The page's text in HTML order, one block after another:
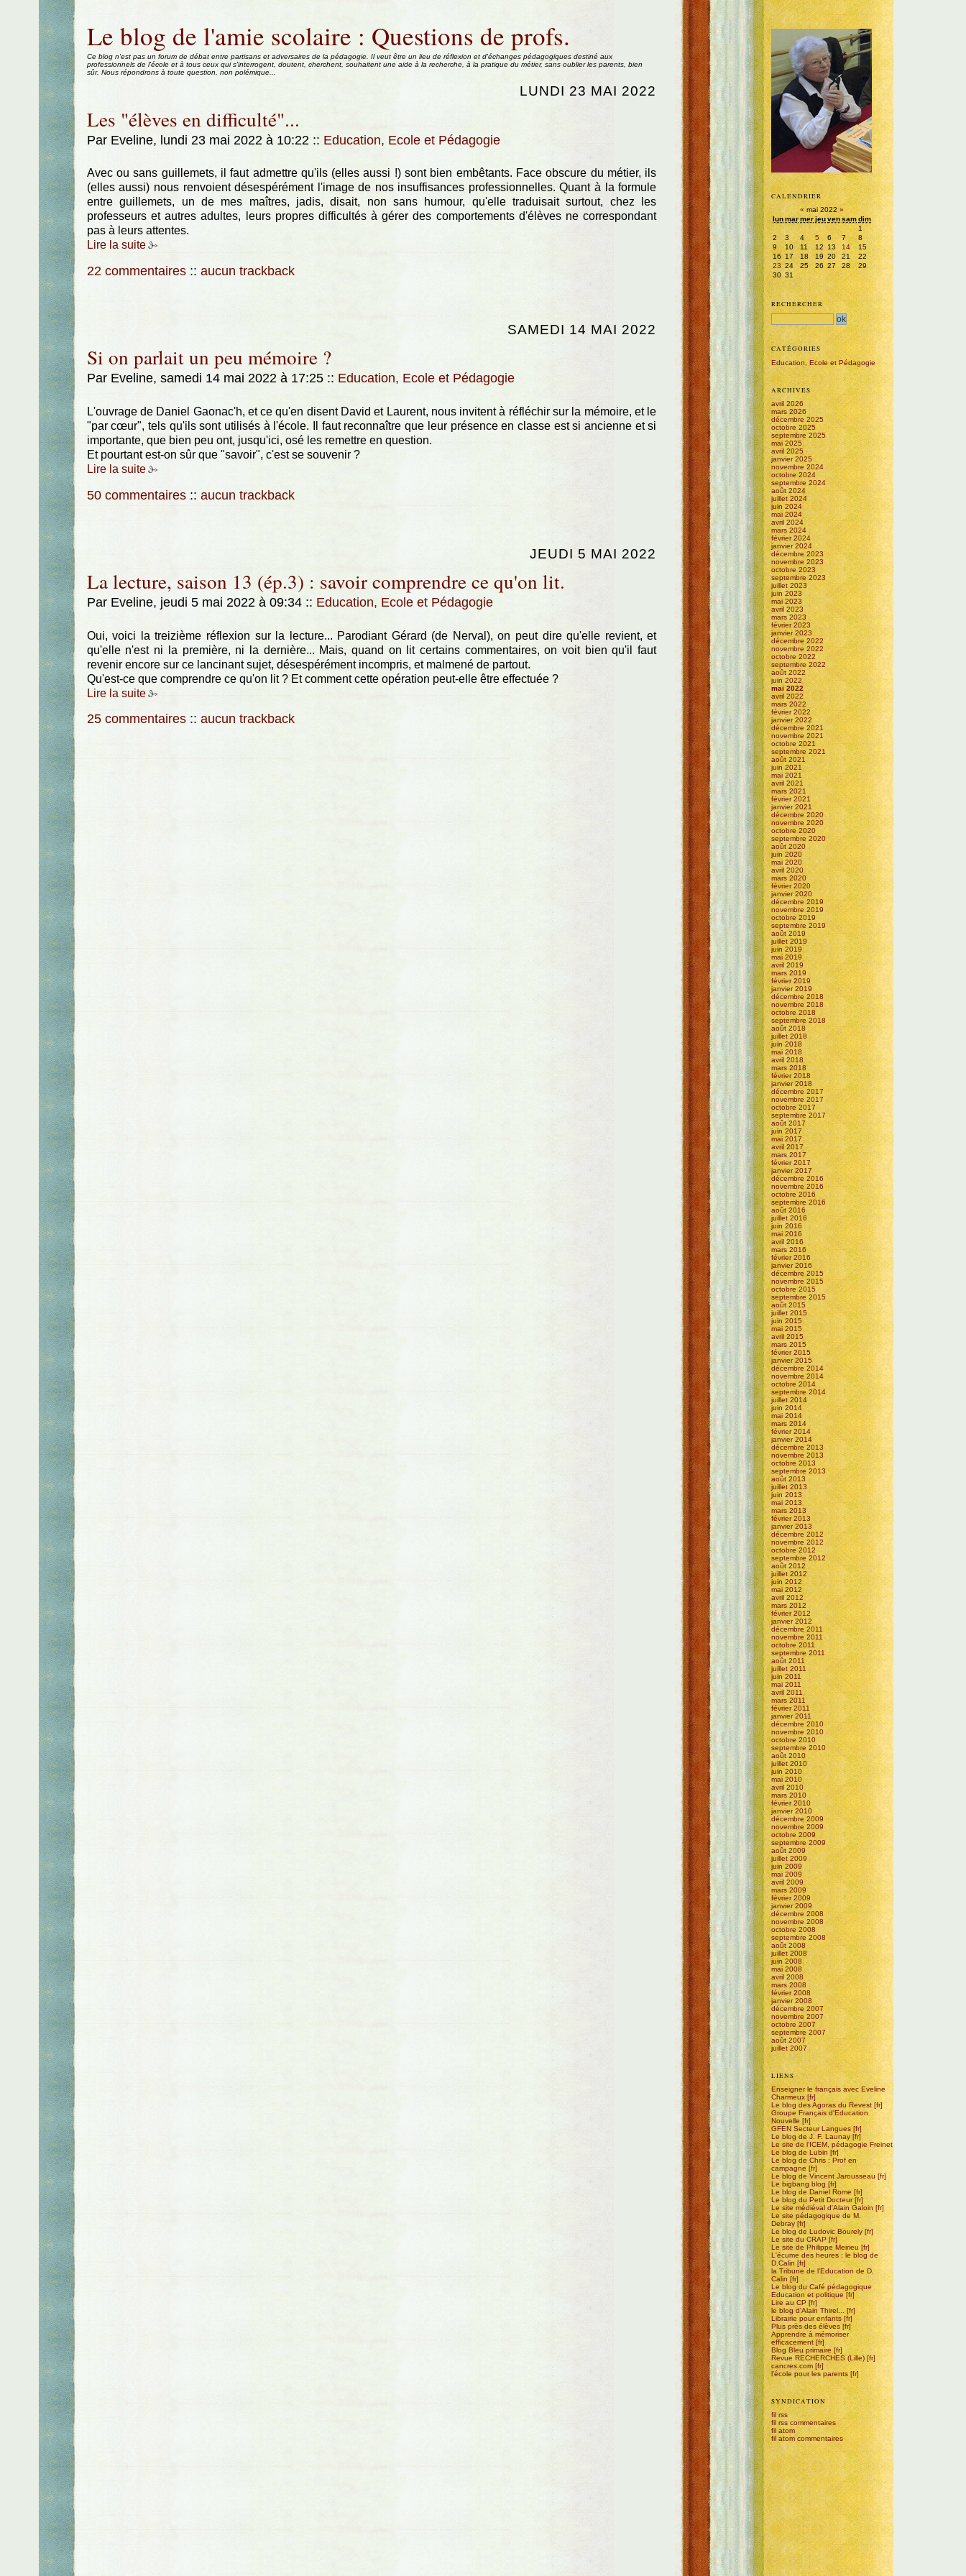
Aller au contenu
Le blog de l'amie scolaire : Questions de profs.
Ce blog n'est pas un forum de débat entre partisans et adversaires de la pédagogie. Il veut être un lieu de réflexion et d'échanges pédagogiques destiné aux
professionnels de l'école et à tous ceux qui s'interrogent, doutent, cherchent, souhaitent une aide à la recherche, à la pratique du métier, sans oublier les parents, bien
sûr. Nous répondrons à toute question, non polémique...
LUNDI 23 MAI 2022
Les "élèves en difficulté"...
Par Eveline, lundi 23 mai 2022 à 10:22 :: Education, Ecole et Pédagogie
Avec ou sans guillemets, il faut admettre qu'ils (elles aussi !) sont bien embêtants. Face obscure du métier, ils
(elles aussi) nous renvoient désespérément l'image de nos insuffisances professionnelles. Quant à la formule
entre guillemets, un de mes maîtres, jadis, disait, non sans humour, qu'elle traduisait surtout, chez les
professeurs et autres adultes, leurs propres difficultés à gérer des comportements d'élèves ne correspondant
pas à leurs attentes.
Lire la suite
22 commentaires :: aucun trackback
SAMEDI 14 MAI 2022
Si on parlait un peu mémoire ?
Par Eveline, samedi 14 mai 2022 à 17:25 :: Education, Ecole et Pédagogie
L'ouvrage de Daniel Gaonac'h, et ce qu'en disent David et Laurent, nous invitent à réfléchir sur la mémoire, et le
"par cœur", tels qu'ils sont utilisés à l'école. Il faut reconnaître que leur présence en classe est si ancienne et si
importante, que bien peu ont, jusqu'ici, osé les remettre en question.
Et pourtant est-on sûr que "savoir", c'est se souvenir ?
Lire la suite
50 commentaires :: aucun trackback
JEUDI 5 MAI 2022
La lecture, saison 13 (ép.3) : savoir comprendre ce qu'on lit.
Par Eveline, jeudi 5 mai 2022 à 09:34 :: Education, Ecole et Pédagogie
Oui, voici la treizième réflexion sur la lecture... Parodiant Gérard (de Nerval), on peut dire qu'elle revient, et
qu'elle n'est ni la première, ni la dernière... Mais, quand on lit certains commentaires, on voit bien qu'il faut
revenir encore sur ce lancinant sujet, désespérément incompris, et malmené de partout.
Qu'est-ce que comprendre ce qu'on lit ? Et comment cette opération peut-elle être effectuée ?
Lire la suite
25 commentaires :: aucun trackback
CALENDRIER
«mai 2022»
lunmarmerjeuvensamdim
1
2
3 4 5 6 7
8
9
10 11 12 13 14
15
16 17 18 19 20 21
22
23 24 25 26 27 28
29
30 31
RECHERCHER
CATÉGORIES
Education, Ecole et Pédagogie
ARCHIVES
avril 2026
mars 2026
décembre 2025
octobre 2025
septembre 2025
mai 2025
avril 2025
janvier 2025
novembre 2024
octobre 2024
septembre 2024
août 2024
juillet 2024
juin 2024
mai 2024
avril 2024
mars 2024
février 2024
janvier 2024
décembre 2023
novembre 2023
octobre 2023
septembre 2023
juillet 2023
juin 2023
mai 2023
avril 2023
mars 2023
février 2023
janvier 2023
décembre 2022
novembre 2022
octobre 2022
septembre 2022
août 2022
juin 2022
mai 2022
avril 2022
mars 2022
février 2022
janvier 2022
décembre 2021
novembre 2021
octobre 2021
septembre 2021
août 2021
juin 2021
mai 2021
avril 2021
mars 2021
février 2021
janvier 2021
décembre 2020
novembre 2020
octobre 2020
septembre 2020
août 2020
juin 2020
mai 2020
avril 2020
mars 2020
février 2020
janvier 2020
décembre 2019
novembre 2019
octobre 2019
septembre 2019
août 2019
juillet 2019
juin 2019
mai 2019
avril 2019
mars 2019
février 2019
janvier 2019
décembre 2018
novembre 2018
octobre 2018
septembre 2018
août 2018
juillet 2018
juin 2018
mai 2018
avril 2018
mars 2018
février 2018
janvier 2018
décembre 2017
novembre 2017
octobre 2017
septembre 2017
août 2017
juin 2017
mai 2017
avril 2017
mars 2017
février 2017
janvier 2017
décembre 2016
novembre 2016
octobre 2016
septembre 2016
août 2016
juillet 2016
juin 2016
mai 2016
avril 2016
mars 2016
février 2016
janvier 2016
décembre 2015
novembre 2015
octobre 2015
septembre 2015
août 2015
juillet 2015
juin 2015
mai 2015
avril 2015
mars 2015
février 2015
janvier 2015
décembre 2014
novembre 2014
octobre 2014
septembre 2014
juillet 2014
juin 2014
mai 2014
mars 2014
février 2014
janvier 2014
décembre 2013
novembre 2013
octobre 2013
septembre 2013
août 2013
juillet 2013
juin 2013
mai 2013
mars 2013
février 2013
janvier 2013
décembre 2012
novembre 2012
octobre 2012
septembre 2012
août 2012
juillet 2012
juin 2012
mai 2012
avril 2012
mars 2012
février 2012
janvier 2012
décembre 2011
novembre 2011
octobre 2011
septembre 2011
août 2011
juillet 2011
juin 2011
mai 2011
avril 2011
mars 2011
février 2011
janvier 2011
décembre 2010
novembre 2010
octobre 2010
septembre 2010
août 2010
juillet 2010
juin 2010
mai 2010
avril 2010
mars 2010
février 2010
janvier 2010
décembre 2009
novembre 2009
octobre 2009
septembre 2009
août 2009
juillet 2009
juin 2009
mai 2009
avril 2009
mars 2009
février 2009
janvier 2009
décembre 2008
novembre 2008
octobre 2008
septembre 2008
août 2008
juillet 2008
juin 2008
mai 2008
avril 2008
mars 2008
février 2008
janvier 2008
décembre 2007
novembre 2007
octobre 2007
septembre 2007
août 2007
juillet 2007
LIENS
Enseigner le français avec Eveline
Charmeux
Le blog des Agoras du Revest
Groupe Français d'Education
Nouvelle
GFEN Secteur Langues
Le blog de J. F. Launay
Le site de l'ICEM, pédagogie Freinet
Le blog de Lubin
Le blog de Chris : Prof en
campagne
Le blog de Vincent Jarousseau
Le bigbang blog
Le blog de Daniel Rome
Le blog du Petit Docteur
Le site médiéval d'Alain Galoin
Le site pédagogique de M.
Debray
Le blog de Ludovic Bourely
Le site du CRAP
Le site de Philippe Meirieu
L'écume des heures : le blog de
D.Calin
la Tribune de l'Education de D.
Calin
Le blog du Café pédagogique
Education et politique
Lire au CP
le blog d'Alain Thirel...
Librairie pour enfants
Plus près des élèves
Apprendre à mémoriser
efficacement
Blog Bleu primaire
Revue RECHERCHES (Lille)
cancres.com
l'école pour les parents
SYNDICATION
fil rss
fil rss commentaires
fil atom
fil atom commentaires